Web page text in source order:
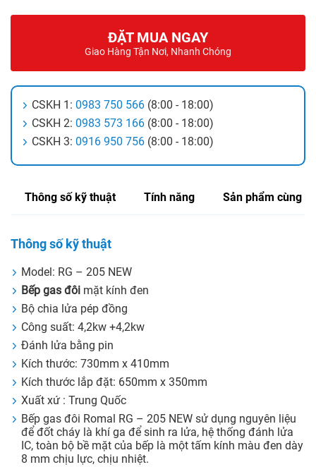
ĐẶT MUA NGAY
Giao Hàng Tận Nơi, Nhanh Chóng
CSKH 1: 0983 750 566 (8:00 - 18:00)
CSKH 2: 0983 573 166 (8:00 - 18:00)
CSKH 3: 0916 950 756 (8:00 - 18:00)
Thông số kỹ thuật Tính năng Sản phẩm cùng
Thông số kỹ thuật
Model: RG – 205 NEW
Bếp gas đôi mặt kính đen
Bộ chia lửa pép đồng
Công suất: 4,2kw +4,2kw
Đánh lửa bằng pin
Kích thước: 730mm x 410mm
Kích thước lắp đặt: 650mm x 350mm
Xuất xứ : Trung Quốc
Bếp gas đôi Romal RG – 205 NEW sử dụng nguyên liệu
để đốt cháy là khí ga để sinh ra lửa, hệ thống đánh lửa
IC, toàn bộ bề mặt của bếp là một tấm kính màu đen dày
8 mm chịu lực, chịu nhiệt.